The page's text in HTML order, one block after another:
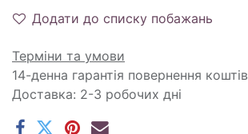
Додати до списку побажань
Терміни та умови
14-денна гарантія повернення коштів
Доставка: 2-3 робочих дні